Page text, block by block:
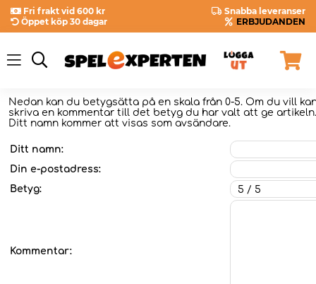
Fri frakt vid 600 kr
Snabba leveranser
Öppet köp 30 dagar
ERBJUDANDEN
Nedan kan du betygsätta på en skala från 0-5. Om du vill
skriva en kommentar till det betyg du har valt att ge artikeln.
Ditt namn kommer att visas som avsändare.
Ditt namn:
Din e-postadress:
Betyg:
Kommentar: